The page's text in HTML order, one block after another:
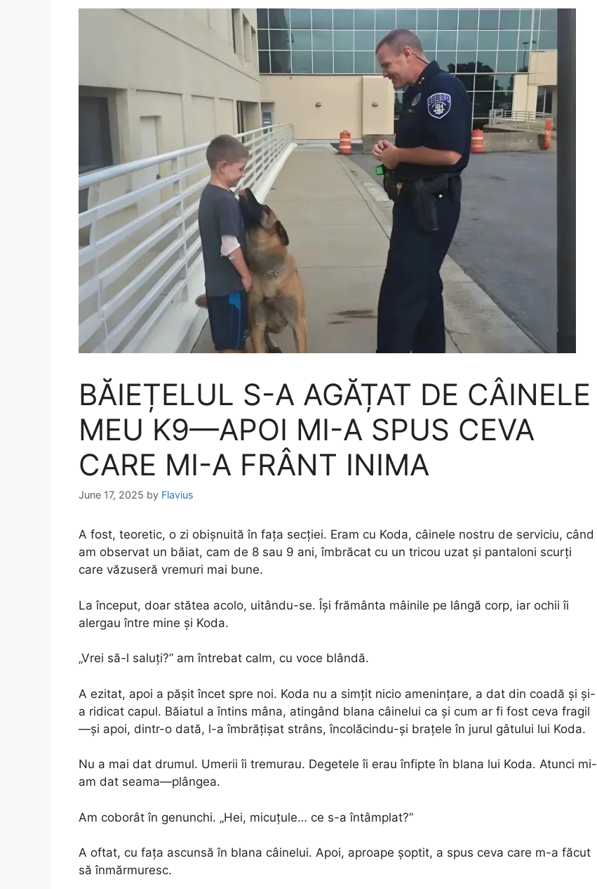
BĂIEȚELUL S-A AGĂȚAT DE CÂINELE
MEU K9—APOI MI-A SPUS CEVA
CARE MI-A FRÂNT INIMA
June 17, 2025 by Flavius
A fost, teoretic, o zi obișnuită în fața secției. Eram cu Koda, câinele nostru de serviciu, când
am observat un băiat, cam de 8 sau 9 ani, îmbrăcat cu un tricou uzat și pantaloni scurți
care văzuseră vremuri mai bune.
La început, doar stătea acolo, uitându-se. Își frământa mâinile pe lângă corp, iar ochii îi
alergau între mine și Koda.
„Vrei să-l saluți?” am întrebat calm, cu voce blândă.
A ezitat, apoi a pășit încet spre noi. Koda nu a simțit nicio amenințare, a dat din coadă și și-
a ridicat capul. Băiatul a întins mâna, atingând blana câinelui ca și cum ar fi fost ceva fragil
—și apoi, dintr-o dată, l-a îmbrățișat strâns, încolăcindu-și brațele în jurul gâtului lui Koda.
Nu a mai dat drumul. Umerii îi tremurau. Degetele îi erau înfipte în blana lui Koda. Atunci mi-
am dat seama—plângea.
Am coborât în genunchi. „Hei, micuțule… ce s-a întâmplat?”
A oftat, cu fața ascunsă în blana câinelui. Apoi, aproape șoptit, a spus ceva care m-a făcut
să înmărmuresc.